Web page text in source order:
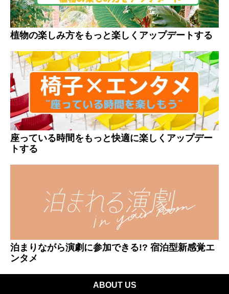
植物の楽しみ方をもっと楽しくアップデートする
座っている時間をもっと快適に楽しくアップデー
トする
泊まりながら演劇に参加できる!? 宿泊型新感覚エ
ンタメ
ABOUT US